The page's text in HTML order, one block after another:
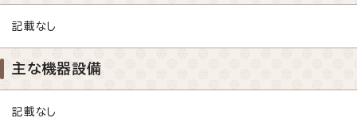
記載なし
主な機器設備
記載なし